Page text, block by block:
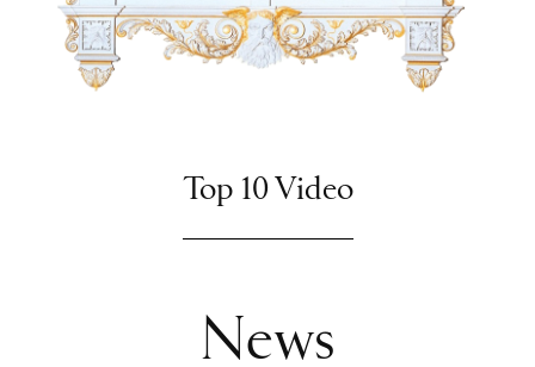
Top 10 Video
News